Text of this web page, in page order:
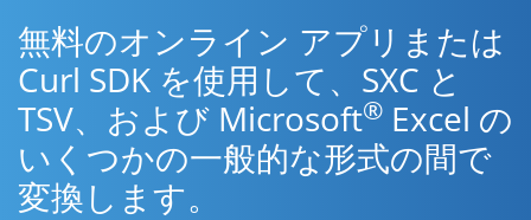
無料のオンライン アプリまたは
Curl SDK を使用して、SXC と
TSV、および Microsoft® Excel の
いくつかの一般的な形式の間で
変換します。